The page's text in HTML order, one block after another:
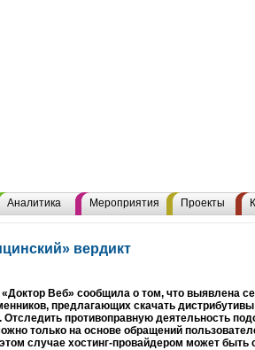
Аналитика Мероприятия Проекты
вердикт
Веб» сообщила о том, что выявлена
предлагающих скачать
Отследить противоправную деятельность
только на основе обращений
случае хостинг-провайдером может быть